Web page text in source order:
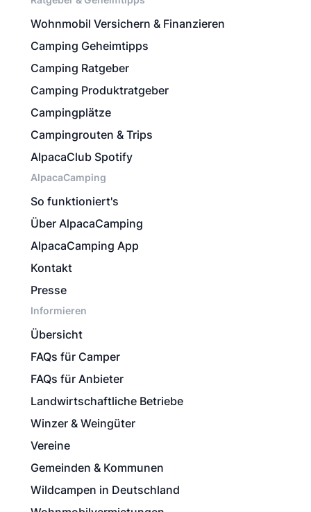
Wohnmobil Versichern & Finanzieren
Camping Geheimtipps
Camping Ratgeber
Camping Produktratgeber
Campingplätze
Campingrouten & Trips
AlpacaClub Spotify
AlpacaCamping
So funktioniert's
Über AlpacaCamping
AlpacaCamping App
Kontakt
Presse
Informieren
Übersicht
FAQs für Camper
FAQs für Anbieter
Landwirtschaftliche Betriebe
Winzer & Weingüter
Vereine
Gemeinden & Kommunen
Wildcampen in Deutschland